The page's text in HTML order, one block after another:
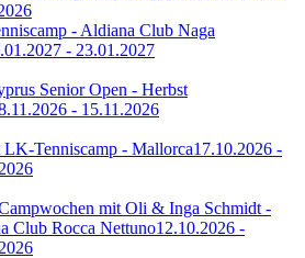
- Aldiana Club Naga
- 23.01.2027
Senior Open - Herbst
- 15.11.2026
LK-Tenniscamp - Mallorca17.10.2026 -
mit Oli & Inga Schmidt -
Club Rocca Nettuno12.10.2026 -